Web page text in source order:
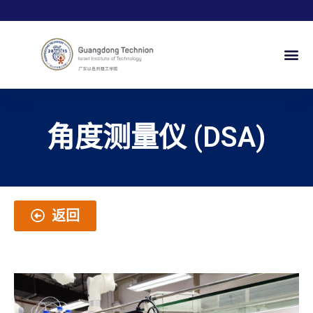
角度测量仪 (DSA)
返回